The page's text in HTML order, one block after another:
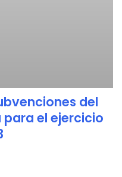
del
para el ejercicio